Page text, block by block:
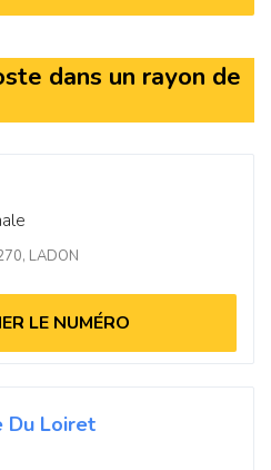
dans un rayon de
LADON
LE NUMÉRO
Du Loiret